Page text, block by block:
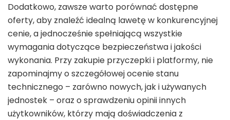
Dodatkowo, zawsze warto porównać dostępne
oferty, aby znaleźć idealną lawetę w konkurencyjnej
cenie, a jednocześnie spełniającą wszystkie
wymagania dotyczące bezpieczeństwa i jakości
wykonania. Przy zakupie przyczepki i platformy, nie
zapominajmy o szczegółowej ocenie stanu
technicznego – zarówno nowych, jak i używanych
jednostek – oraz o sprawdzeniu opinii innych
użytkowników, którzy mają doświadczenia z